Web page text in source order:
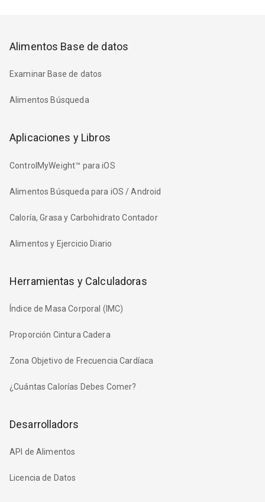
Alimentos Base de datos
Examinar Base de datos
Alimentos Búsqueda
Aplicaciones y Libros
ControlMyWeight™ para iOS
Alimentos Búsqueda para iOS / Android
Caloría, Grasa y Carbohidrato Contador
Alimentos y Ejercicio Diario
Herramientas y Calculadoras
Índice de Masa Corporal (IMC)
Proporción Cintura Cadera
Zona Objetivo de Frecuencia Cardíaca
¿Cuántas Calorías Debes Comer?
Desarrolladors
API de Alimentos
Licencia de Datos